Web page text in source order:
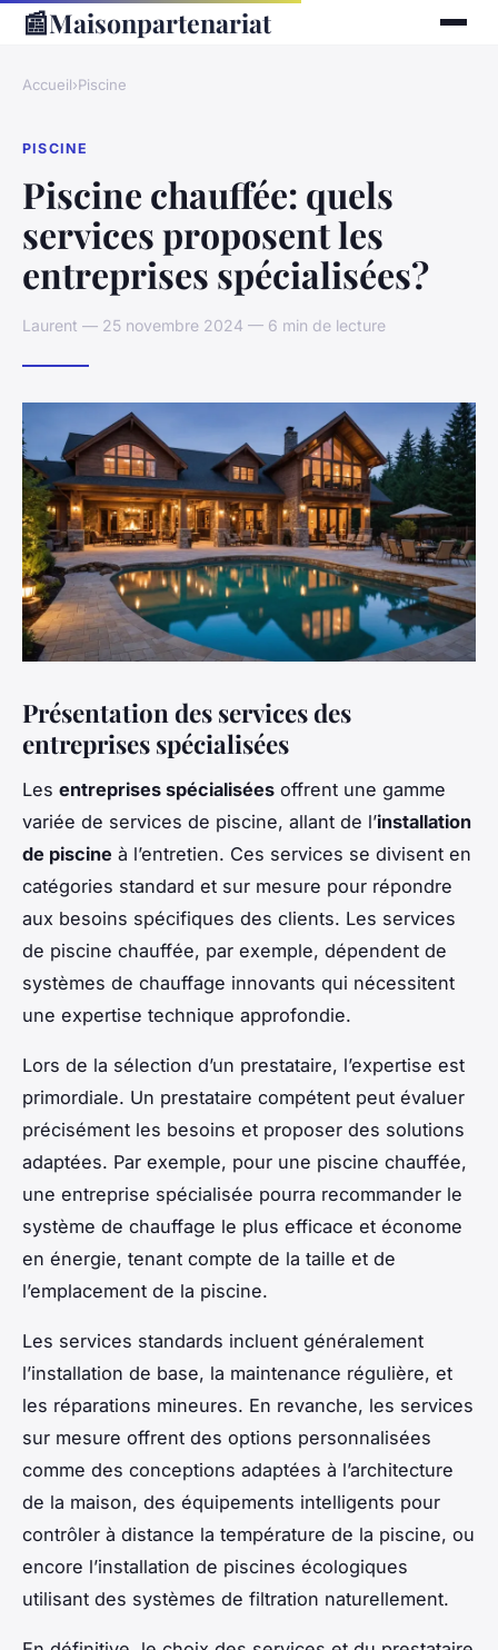
📰Maisonpartenariat
Accueil›Piscine
PISCINE
Piscine chauffée: quels
services proposent les
entreprises spécialisées?
Laurent — 25 novembre 2024 — 6 min de lecture
Présentation des services des
entreprises spécialisées
Les entreprises spécialisées offrent une gamme
variée de services de piscine, allant de l’installation
de piscine à l’entretien. Ces services se divisent en
catégories standard et sur mesure pour répondre
aux besoins spécifiques des clients. Les services
de piscine chauffée, par exemple, dépendent de
systèmes de chauffage innovants qui nécessitent
une expertise technique approfondie.
Lors de la sélection d’un prestataire, l’expertise est
primordiale. Un prestataire compétent peut évaluer
précisément les besoins et proposer des solutions
adaptées. Par exemple, pour une piscine chauffée,
une entreprise spécialisée pourra recommander le
système de chauffage le plus efficace et économe
en énergie, tenant compte de la taille et de
l’emplacement de la piscine.
Les services standards incluent généralement
l’installation de base, la maintenance régulière, et
les réparations mineures. En revanche, les services
sur mesure offrent des options personnalisées
comme des conceptions adaptées à l’architecture
de la maison, des équipements intelligents pour
contrôler à distance la température de la piscine, ou
encore l’installation de piscines écologiques
utilisant des systèmes de filtration naturellement.